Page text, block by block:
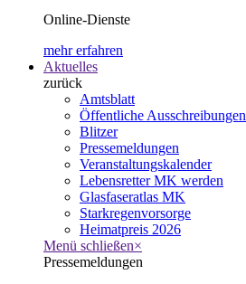
Online-Dienste
mehr erfahren
Aktuelles
zurück
Amtsblatt
Öffentliche Ausschreibungen
Blitzer
Pressemeldungen
Veranstaltungskalender
Lebensretter MK werden
Glasfaseratlas MK
Starkregenvorsorge
Heimatpreis 2026
Menü schließen×
Pressemeldungen